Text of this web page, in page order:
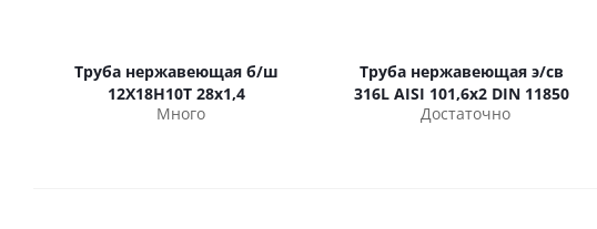
Труба нержавеющая б/ш
12Х18Н10Т 28х1,4
Много
Труба нержавеющая э/св
316L AISI 101,6х2 DIN 11850
Достаточно